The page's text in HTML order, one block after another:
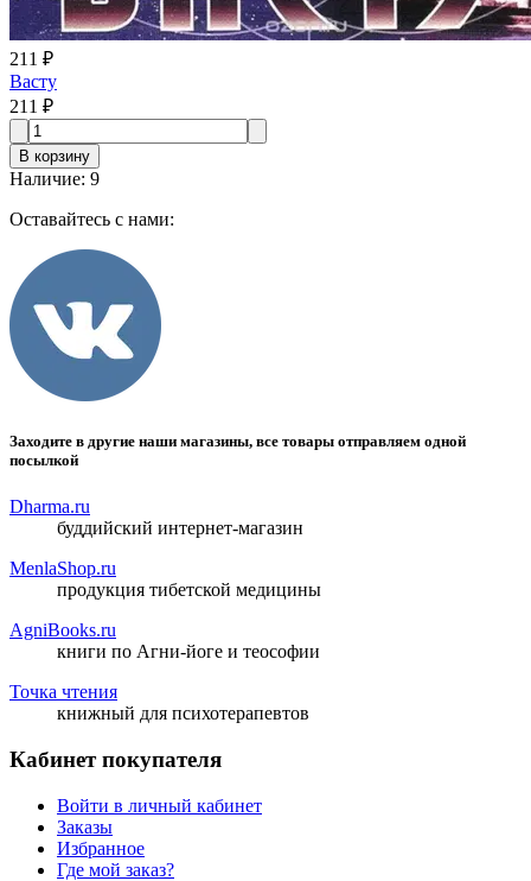
211 ₽
Васту
211 ₽
В корзину
Наличие: 9
Оставайтесь с нами:
Заходите в другие наши магазины, все товары отправляем одной
посылкой
Dharma.ru
буддийский интернет-магазин
MenlaShop.ru
продукция тибетской медицины
AgniBooks.ru
книги по Агни-йоге и теософии
Точка чтения
книжный для психотерапевтов
Кабинет покупателя
Войти в личный кабинет
Заказы
Избранное
Где мой заказ?